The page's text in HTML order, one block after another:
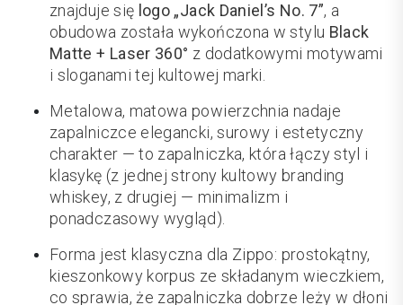
znajduje się logo „Jack Daniel’s No. 7”, a
obudowa została wykończona w stylu Black
Matte + Laser 360° z dodatkowymi motywami
i sloganami tej kultowej marki.
Metalowa, matowa powierzchnia nadaje
zapalniczce elegancki, surowy i estetyczny
charakter — to zapalniczka, która łączy styl i
klasykę (z jednej strony kultowy branding
whiskey, z drugiej — minimalizm i
ponadczasowy wygląd).
Forma jest klasyczna dla Zippo: prostokątny,
kieszonkowy korpus ze składanym wieczkiem,
co sprawia, że zapalniczka dobrze leży w dłoni